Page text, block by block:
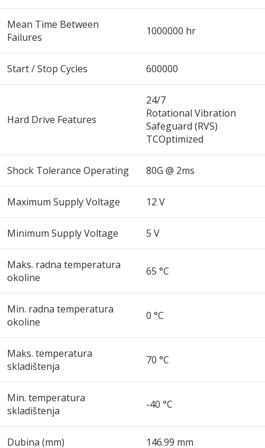
Mean Time Between
Failures
1000000 hr
Start / Stop Cycles 600000
Hard Drive Features
24/7
Rotational Vibration
Safeguard (RVS)
TCOptimized
Shock Tolerance Operating 80G @ 2ms
Maximum Supply Voltage 12 V
Minimum Supply Voltage 5 V
Maks. radna temperatura
okoline
65 °C
Min. radna temperatura
okoline
0 °C
Maks. temperatura
skladištenja
70 °C
Min. temperatura
skladištenja
-40 °C
Dubina (mm) 146.99 mm